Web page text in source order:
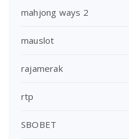
mahjong ways 2
mauslot
rajamerak
rtp
SBOBET